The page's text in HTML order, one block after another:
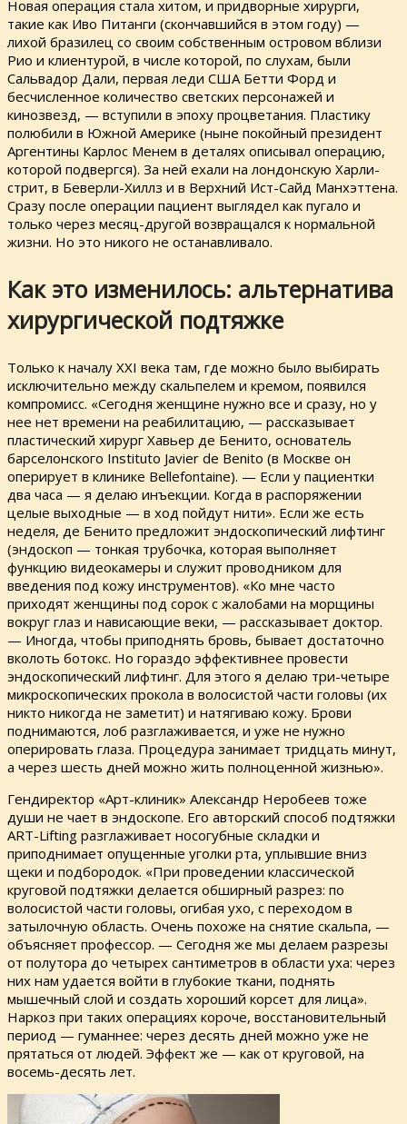
Новая операция стала хитом, и придворные хирурги,
такие как Иво Питанги (скончавшийся в этом году) —
лихой бразилец со своим собственным островом вблизи
Рио и клиентурой, в числе которой, по слухам, были
Сальвадор Дали, первая леди США Бетти Форд и
бесчисленное количество светских персонажей и
кинозвезд, — вступили в эпоху процветания. Пластику
полюбили в Южной Америке (ныне покойный президент
Аргентины Карлос Менем в деталях описывал операцию,
которой подвергся). За ней ехали на лондонскую Харли-
стрит, в Беверли-Хиллз и в Верхний Ист-Сайд Манхэттена.
Сразу после операции пациент выглядел как пугало и
только через месяц-другой возвращался к нормальной
жизни. Но это никого не останавливало.
Как это изменилось: альтернатива
хирургической подтяжке
Только к началу XXI века там, где можно было выбирать
исключительно между скальпелем и кремом, появился
компромисс. «Сегодня женщине нужно все и сразу, но у
нее нет времени на реабилитацию, — рассказывает
пластический хирург Хавьер де Бенито, основатель
барселонского Instituto Javier de Benito (в Москве он
оперирует в клинике Bellefontaine). — Если у пациентки
два часа — я делаю инъекции. Когда в распоряжении
целые выходные — в ход пойдут нити». Если же есть
неделя, де Бенито предложит эндоскопический лифтинг
(эндоскоп — тонкая трубочка, которая выполняет
функцию видеокамеры и служит проводником для
введения под кожу инструментов). «Ко мне часто
приходят женщины под сорок с жалобами на морщины
вокруг глаз и нависающие веки, — рассказывает доктор.
— Иногда, чтобы приподнять бровь, бывает достаточно
вколоть ботокс. Но гораздо эффективнее провести
эндоскопический лифтинг. Для этого я делаю три-четыре
микроскопических прокола в волосистой части головы (их
никто никогда не заметит) и натягиваю кожу. Брови
поднимаются, лоб разглаживается, и уже не нужно
оперировать глаза. Процедура занимает тридцать минут,
а через шесть дней можно жить полноценной жизнью».
Гендиректор «Арт-клиник» Александр Неробеев тоже
души не чает в эндоскопе. Его авторский способ подтяжки
ART-Lifting разглаживает носогубные складки и
приподнимает опущенные уголки рта, уплывшие вниз
щеки и подбородок. «При проведении классической
круговой подтяжки делается обширный разрез: по
волосистой части головы, огибая ухо, с переходом в
затылочную область. Очень похоже на снятие скальпа, —
объясняет профессор. — Сегодня же мы делаем разрезы
от полутора до четырех сантиметров в области уха: через
них нам удается войти в глубокие ткани, поднять
мышечный слой и создать хороший корсет для лица».
Наркоз при таких операциях короче, восстановительный
период — гуманнее: через десять дней можно уже не
прятаться от людей. Эффект же — как от круговой, на
восемь-десять лет.